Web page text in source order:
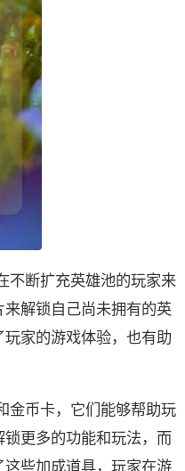
不断扩充英雄池的玩家来
解锁自己尚未拥有的英
家的游戏体验，也有助
金币卡，它们能够帮助玩
更多的功能和玩法，而
些加成道具，玩家在游